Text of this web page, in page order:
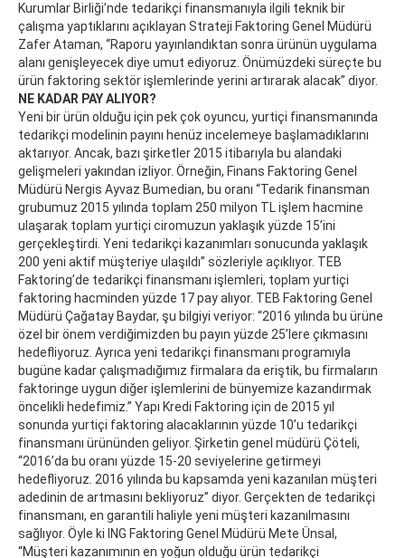
Kurumlar Birliği’nde tedarikçi finansmanıyla ilgili teknik bir
çalışma yaptıklarını açıklayan Strateji Faktoring Genel Müdürü
Zafer Ataman, “Raporu yayınlandıktan sonra ürünün uygulama
alanı genişleyecek diye umut ediyoruz. Önümüzdeki süreçte bu
ürün faktoring sektör işlemlerinde yerini artırarak alacak” diyor.
NE KADAR PAY ALIYOR?
Yeni bir ürün olduğu için pek çok oyuncu, yurtiçi finansmanında
tedarikçi modelinin payını henüz incelemeye başlamadıklarını
aktarıyor. Ancak, bazı şirketler 2015 itibarıyla bu alandaki
gelişmeleri yakından izliyor. Örneğin, Finans Faktoring Genel
Müdürü Nergis Ayvaz Bumedian, bu oranı “Tedarik finansman
grubumuz 2015 yılında toplam 250 milyon TL işlem hacmine
ulaşarak toplam yurtiçi ciromuzun yaklaşık yüzde 15’ini
gerçekleştirdi. Yeni tedarikçi kazanımları sonucunda yaklaşık
200 yeni aktif müşteriye ulaşıldı” sözleriyle açıklıyor. TEB
Faktoring’de tedarikçi finansmanı işlemleri, toplam yurtiçi
faktoring hacminden yüzde 17 pay alıyor. TEB Faktoring Genel
Müdürü Çağatay Baydar, şu bilgiyi veriyor: “2016 yılında bu ürüne
özel bir önem verdiğimizden bu payın yüzde 25’lere çıkmasını
hedefliyoruz. Ayrıca yeni tedarikçi finansmanı programıyla
bugüne kadar çalışmadığımız firmalara da eriştik, bu firmaların
faktoringe uygun diğer işlemlerini de bünyemize kazandırmak
öncelikli hedefimiz.” Yapı Kredi Faktoring için de 2015 yıl
sonunda yurtiçi faktoring alacaklarının yüzde 10’u tedarikçi
finansmanı ürününden geliyor. Şirketin genel müdürü Çöteli,
“2016’da bu oranı yüzde 15-20 seviyelerine getirmeyi
hedefliyoruz. 2016 yılında bu kapsamda yeni kazanılan müşteri
adedinin de artmasını bekliyoruz” diyor. Gerçekten de tedarikçi
finansmanı, en garantili haliyle yeni müşteri kazanılmasını
sağlıyor. Öyle ki ING Faktoring Genel Müdürü Mete Ünsal,
“Müşteri kazanımının en yoğun olduğu ürün tedarikçi